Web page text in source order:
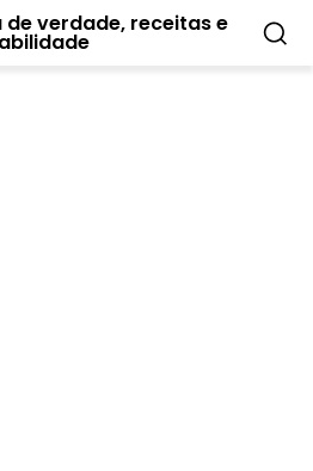
de verdade, receitas e